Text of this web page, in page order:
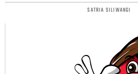
SATRIA SILIWANGI